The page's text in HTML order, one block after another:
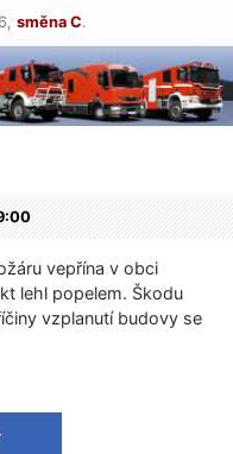
směna C.
vepřína v obci
lehl popelem. Škodu
vzplanutí budovy se